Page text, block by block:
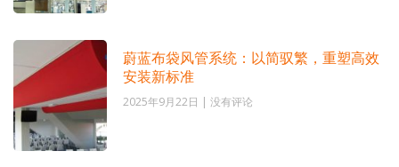
蔚蓝布袋风管系统：以简驭繁，重塑高效
安装新标准
2025年9月22日
没有评论